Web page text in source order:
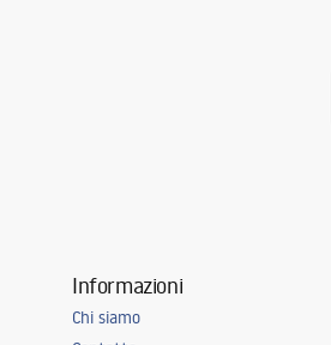
Informazioni
Chi siamo